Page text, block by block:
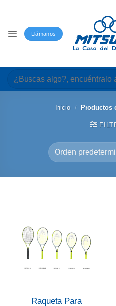
Llámanos
Buscar
por:
Inicio / Productos
Raqueta Para